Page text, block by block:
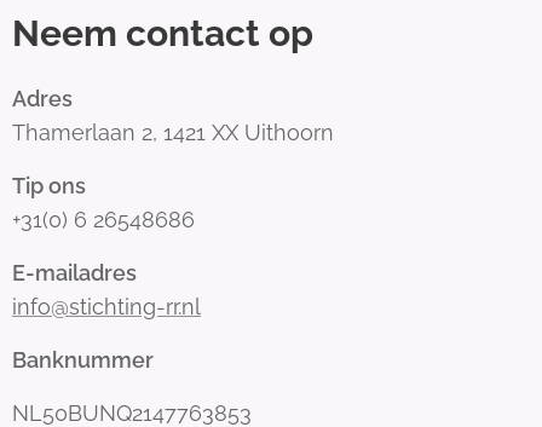
Neem contact op
Adres
Thamerlaan 2, 1421 XX Uithoorn
Tip ons
+31(0) 6 26548686
E-mailadres
info@stichting-rr.nl
Banknummer
NL50BUNQ2147763853